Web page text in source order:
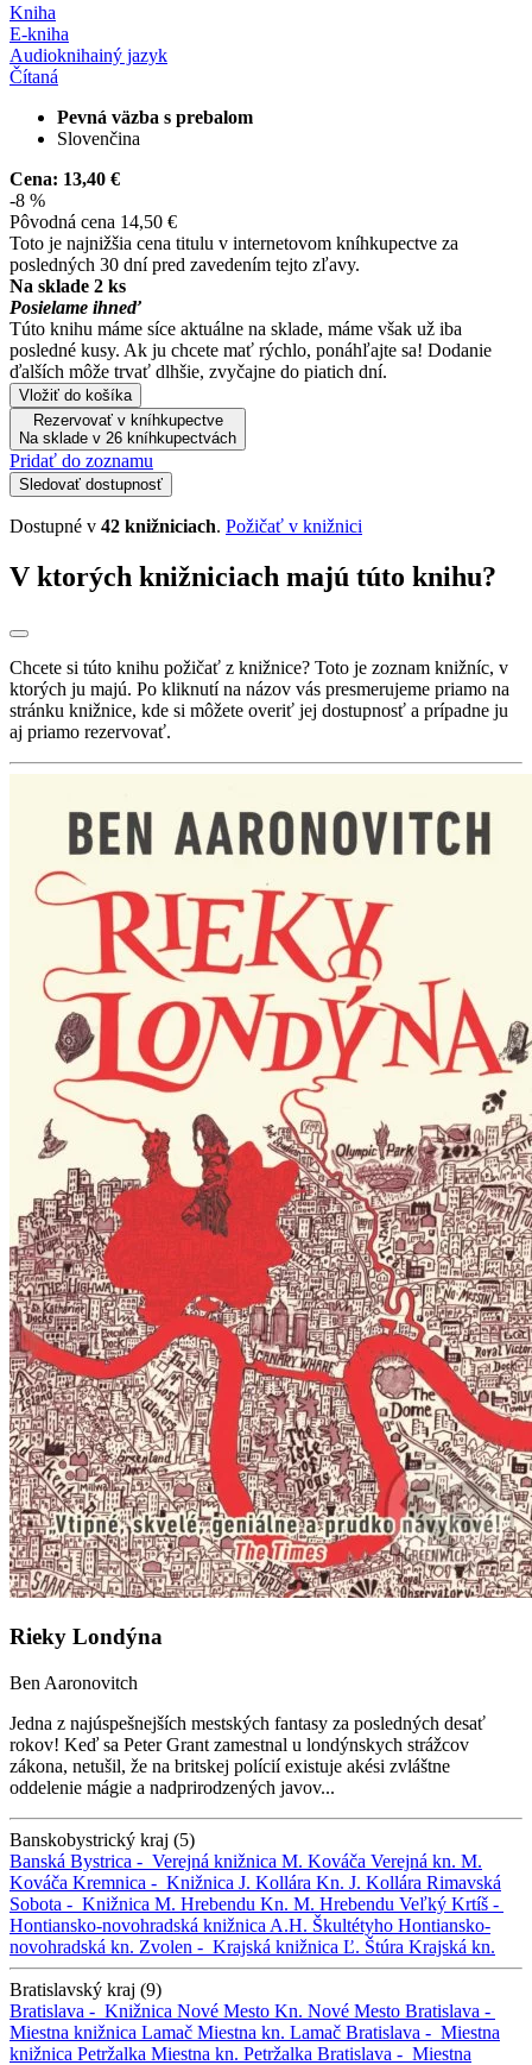
Kniha
E-kniha
Audioknihainý jazyk
Čítaná
Pevná väzba s prebalom
Slovenčina
Cena: 13,40 €
-8 %
Pôvodná cena 14,50 €
Toto je najnižšia cena titulu v internetovom kníhkupectve za
posledných 30 dní pred zavedením tejto zľavy.
Na sklade 2 ks
Posielame ihneď
Túto knihu máme síce aktuálne na sklade, máme však už iba
posledné kusy. Ak ju chcete mať rýchlo, ponáhľajte sa! Dodanie
ďalších môže trvať dlhšie, zvyčajne do piatich dní.
Vložiť do košíka
Rezervovať v kníhkupectve
Na sklade v 26 kníhkupectvách
Pridať do zoznamu
Sledovať dostupnosť
Dostupné v 42 knižniciach. Požičať v knižnici
V ktorých knižniciach majú túto knihu?
Chcete si túto knihu požičať z knižnice? Toto je zoznam knižníc, v
ktorých ju majú. Po kliknutí na názov vás presmerujeme priamo na
stránku knižnice, kde si môžete overiť jej dostupnosť a prípadne ju
aj priamo rezervovať.
Rieky Londýna
Ben Aaronovitch
Jedna z najúspešnejších mestských fantasy za posledných desať
rokov! Keď sa Peter Grant zamestnal u londýnskych strážcov
zákona, netušil, že na britskej polícií existuje akési zvláštne
oddelenie mágie a nadprirodzených javov...
Banskobystrický kraj (5)
Banská Bystrica - Verejná knižnica M. Kováča Verejná kn. M.
Kováča Kremnica - Knižnica J. Kollára Kn. J. Kollára Rimavská
Sobota - Knižnica M. Hrebendu Kn. M. Hrebendu Veľký Krtíš -
Hontiansko-novohradská knižnica A.H. Škultétyho Hontiansko-
novohradská kn. Zvolen - Krajská knižnica Ľ. Štúra Krajská kn.
Bratislavský kraj (9)
Bratislava - Knižnica Nové Mesto Kn. Nové Mesto Bratislava -
Miestna knižnica Lamač Miestna kn. Lamač Bratislava - Miestna
knižnica Petržalka Miestna kn. Petržalka Bratislava - Miestna